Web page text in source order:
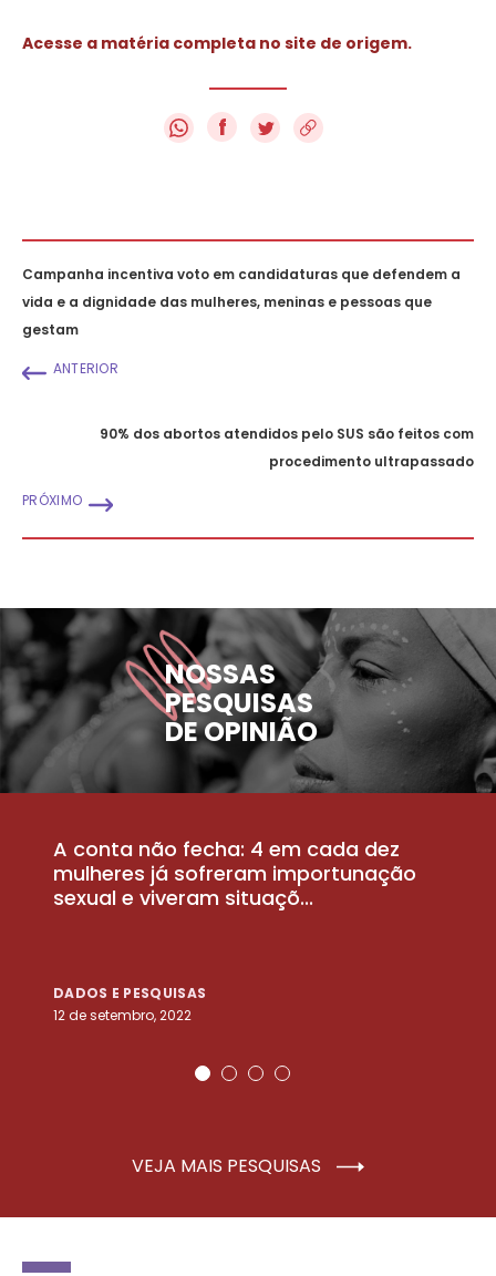
Acesse a matéria completa no site de origem.
f
Campanha incentiva voto em candidaturas que defendem a
vida e a dignidade das mulheres, meninas e pessoas que
gestam
ANTERIOR
90% dos abortos atendidos pelo SUS são feitos com
procedimento ultrapassado
PRÓXIMO
NOSSAS
PESQUISAS
DE OPINIÃO
A conta não fecha: 4 em cada dez
mulheres já sofreram importunação
sexual e viveram situaçõ...
DADOS E PESQUISAS
12 de setembro, 2022
VEJA MAIS PESQUISAS